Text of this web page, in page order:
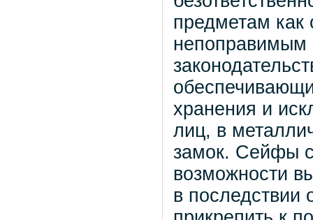
предметам как
непоправимым
хранения и
лиц, в
замок. Сейфы
возможности
в последствии